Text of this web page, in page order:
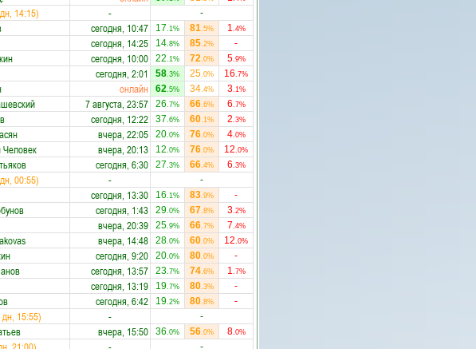
14:15) -
-
сегодня, 10:47 17.1% 81.5% 1.4%
сегодня, 14:25 14.8% 85.2%
-
сегодня, 10:00 22.1% 72.0% 5.9%
сегодня, 2:01 58.3% 25.0% 16.7%
онлайн 62.5% 34.4% 3.1%
7 августа, 23:57 26.7% 66.6% 6.7%
сегодня, 12:22 37.6% 60.1% 2.3%
вчера, 22:05 20.0% 76.0% 4.0%
вчера, 20:13 12.0% 76.0% 12.0%
сегодня, 6:30 27.3% 66.4% 6.3%
00:55) -
-
сегодня, 13:30 16.1% 83.9%
-
сегодня, 1:43 29.0% 67.8% 3.2%
вчера, 20:39 25.9% 66.7% 7.4%
вчера, 14:48 28.0% 60.0% 12.0%
сегодня, 9:20 20.0% 80.0%
-
сегодня, 13:57 23.7% 74.6% 1.7%
сегодня, 13:19 19.7% 80.3%
-
сегодня, 6:42 19.2% 80.8%
-
15:55) -
-
вчера, 15:50 36.0% 56.0% 8.0%
-